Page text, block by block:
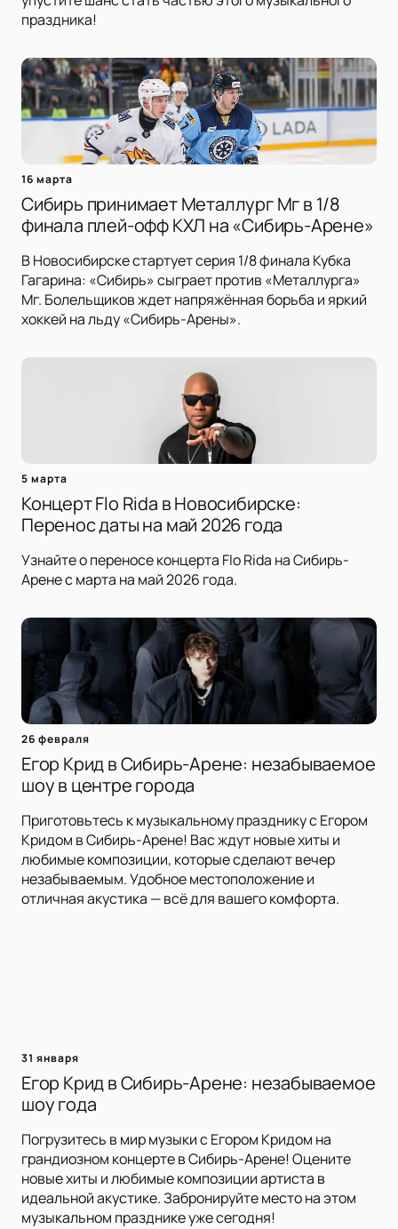
праздника!
16 марта
Сибирь принимает Металлург Мг в 1/8
финала плей-офф КХЛ на «Сибирь-Арене»
В Новосибирске стартует серия 1/8 финала Кубка
Гагарина: «Сибирь» сыграет против «Металлурга»
Мг. Болельщиков ждет напряжённая борьба и яркий
хоккей на льду «Сибирь-Арены».
5 марта
Концерт Flo Rida в Новосибирске:
Перенос даты на май 2026 года
Узнайте о переносе концерта Flo Rida на Сибирь-
Арене с марта на май 2026 года.
26 февраля
Егор Крид в Сибирь-Арене: незабываемое
шоу в центре города
Приготовьтесь к музыкальному празднику с Егором
Кридом в Сибирь-Арене! Вас ждут новые хиты и
любимые композиции, которые сделают вечер
незабываемым. Удобное местоположение и
отличная акустика — всё для вашего комфорта.
31 января
Егор Крид в Сибирь-Арене: незабываемое
шоу года
Погрузитесь в мир музыки с Егором Кридом на
грандиозном концерте в Сибирь-Арене! Оцените
новые хиты и любимые композиции артиста в
идеальной акустике. Забронируйте место на этом
музыкальном празднике уже сегодня!